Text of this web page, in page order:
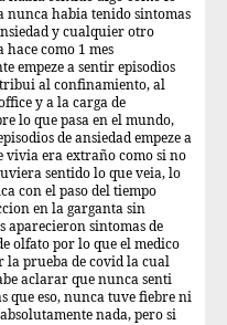
nunca habia tenido sintomas
y cualquier otro
como 1 mes
empeze a sentir episodios
al confinamiento, al
y a la carga de
lo que pasa en el mundo,
de ansiedad empeze a
vivia era extraño como si no
sentido lo que veia, lo
con el paso del tiempo
en la garganta sin
aparecieron sintomas de
olfato por lo que el medico
la prueba de covid la cual
aclarar que nunca senti
que eso, nunca tuve fiebre ni
nada, pero si